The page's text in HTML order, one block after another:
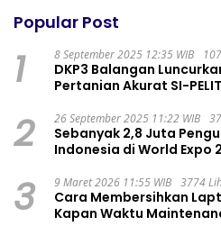
Popular Post
1 8 September 2025 12:35 WIB
DKP3 Balangan
Pertanian Akurat SI-
2 26 September 2025 11:22 WIB
Sebanyak 2,8 Juta
Indonesia di World Expo
3 9 Maret 2026 11:55 WIB 3774
Cara Membersihkan
Kapan Waktu